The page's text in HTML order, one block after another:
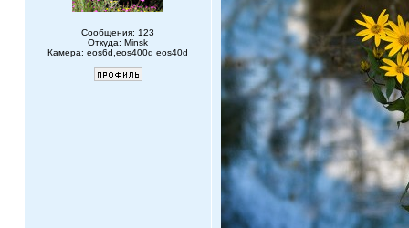
Сообщения: 123
Откуда: Minsk
Камера: eos6d,eos400d eos40d